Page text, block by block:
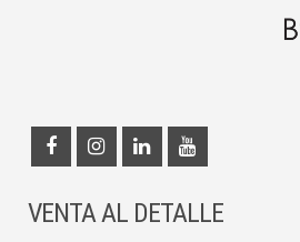
VENTA AL DETALLE